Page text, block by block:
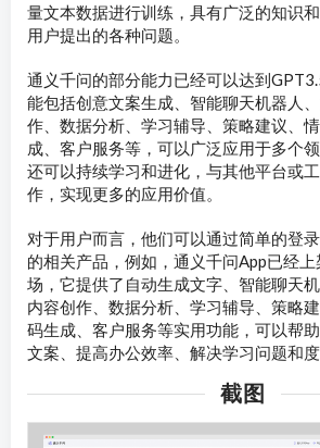
量文本数据进行训练，具有广泛的知识
用户提出的各种问题。
通义千问的部分能力已经可以达到
能包括创意文案生成、智能聊天机器人
作、数据分析、学习辅导、策略建议、
成、客户服务等，可以广泛应用于多个
还可以持续学习和进化，与其他平台或
作，实现更多的应用价值。
对于用户而言，他们可以通过简单的登
的相关产品，例如，通义千问App已经
场，它提供了自动生成文字、智能聊天机
内容创作、数据分析、学习辅导、策略
码生成、客户服务等实用功能，可以帮
文案、提高办公效率、解决学习问题和度
截图